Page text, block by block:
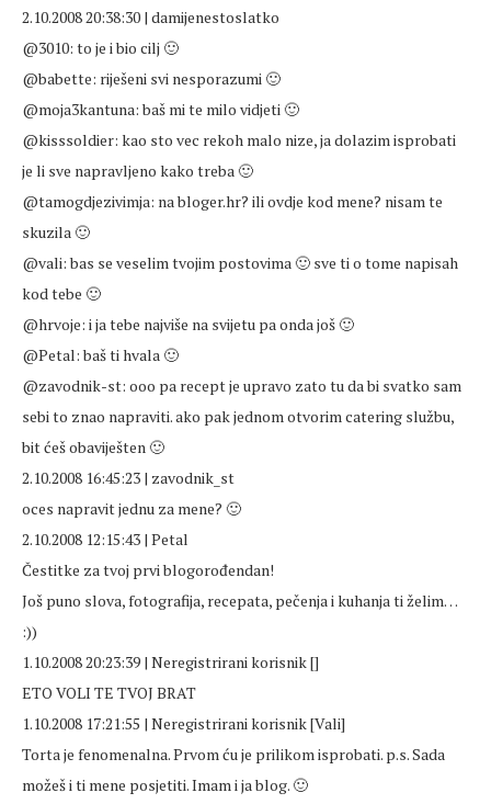
2.10.2008 20:38:30 | damijenestoslatko
@3010: to je i bio cilj 🙂
@babette: riješeni svi nesporazumi 🙂
@moja3kantuna: baš mi te milo vidjeti 🙂
@kisssoldier: kao sto vec rekoh malo nize, ja dolazim isprobati
je li sve napravljeno kako treba 🙂
@tamogdjezivimja: na bloger.hr? ili ovdje kod mene? nisam te
skuzila 🙂
@vali: bas se veselim tvojim postovima 🙂 sve ti o tome napisah
kod tebe 🙂
@hrvoje: i ja tebe najviše na svijetu pa onda još 🙂
@Petal: baš ti hvala 🙂
@zavodnik-st: ooo pa recept je upravo zato tu da bi svatko sam
sebi to znao napraviti. ako pak jednom otvorim catering službu,
bit ćeš obaviješten 🙂
2.10.2008 16:45:23 | zavodnik_st
oces napravit jednu za mene? 🙂
2.10.2008 12:15:43 | Petal
Čestitke za tvoj prvi blogorođendan!
Još puno slova, fotografija, recepata, pečenja i kuhanja ti želim…
:))
1.10.2008 20:23:39 | Neregistrirani korisnik []
ETO VOLI TE TVOJ BRAT
1.10.2008 17:21:55 | Neregistrirani korisnik [Vali]
Torta je fenomenalna. Prvom ću je prilikom isprobati. p.s. Sada
možeš i ti mene posjetiti. Imam i ja blog. 🙂